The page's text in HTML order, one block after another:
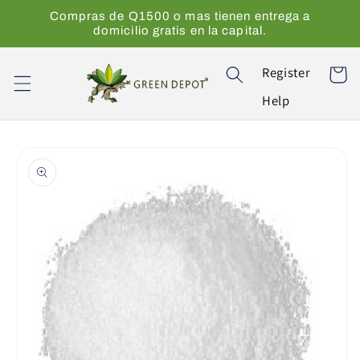
directamente
Compras de Q1500 o mas tienen entrega a
domicilio gratis en la capital.
Register
Help
Carrito
a la
información
del producto